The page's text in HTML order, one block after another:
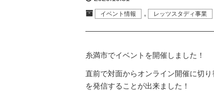
イベント情報 , レッツスタディ事業
糸満市でイベントを開催しました！
直前で対面からオンライン開催に切
を発信することが出来ました！